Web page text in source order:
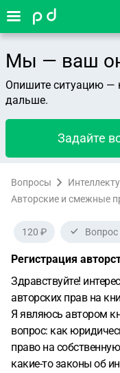
Мы — ваш
Опишите ситуацию —
дальше.
Задайте
Вопросы
Авторские и смежные
120 ₽
Регистрация
Здравствуйте!
авторских прав на
Я являюсь автором
вопрос: как
право на
какие-то законы об